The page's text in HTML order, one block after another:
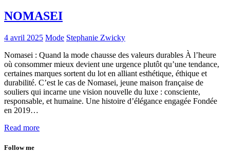
NOMASEI
4 avril 2025 Mode Stephanie Zwicky
Nomasei : Quand la mode chausse des valeurs durables À l’heure
où consommer mieux devient une urgence plutôt qu’une tendance,
certaines marques sortent du lot en alliant esthétique, éthique et
durabilité. C’est le cas de Nomasei, jeune maison française de
souliers qui incarne une vision nouvelle du luxe : consciente,
responsable, et humaine. Une histoire d’élégance engagée Fondée
en 2019…
Read more
Follow me